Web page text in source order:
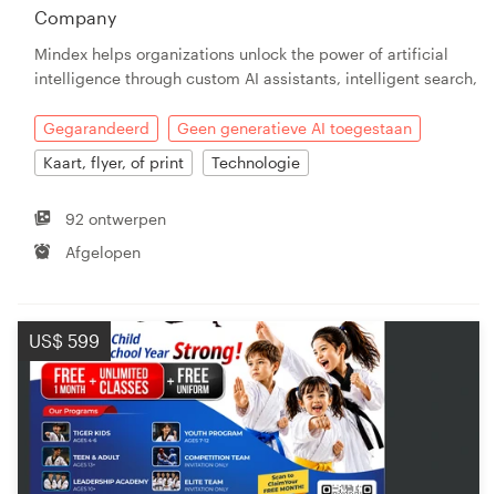
Company
Mindex helps organizations unlock the power of artificial
intelligence through custom AI assistants, intelligent search,
Gegarandeerd
Geen generatieve AI toegestaan
Kaart, flyer, of print
Technologie
92 ontwerpen
Afgelopen
US$ 599